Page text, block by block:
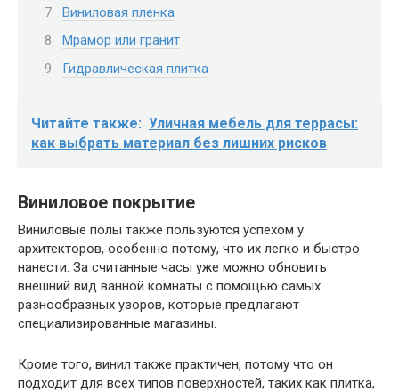
Виниловая пленка
Мрамор или гранит
Гидравлическая плитка
Читайте также: Уличная мебель для террасы:
как выбрать материал без лишних рисков
Виниловое покрытие
Виниловые полы также пользуются успехом у
архитекторов, особенно потому, что их легко и быстро
нанести. За считанные часы уже можно обновить
внешний вид ванной комнаты с помощью самых
разнообразных узоров, которые предлагают
специализированные магазины.
Кроме того, винил также практичен, потому что он
подходит для всех типов поверхностей, таких как плитка,